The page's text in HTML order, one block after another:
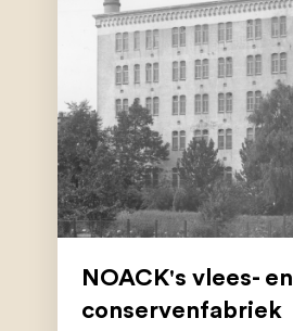
NOACK's vlees- en
conservenfabriek